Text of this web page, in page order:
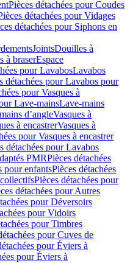
Pièces détachées pour Coudes
détachées pour Vidages
détachées pour Siphons en
JointsDouilles à
à braserEspace
pour LavabosLavabos
détachées pour Lavabos pour
pour Vasques à
Lave-mainsLave-mains
d’angleVasques à
à encastrerVasques à
pour Vasques à encastrer
détachées pour Lavabos
PMRPièces détachées
pour enfantsPièces détachées
Pièces détachées pour
détachées pour Autres
pour Déversoirs
pour Vidoirs
pour Timbres
pour Cuves de
pour Éviers à
pour Éviers à